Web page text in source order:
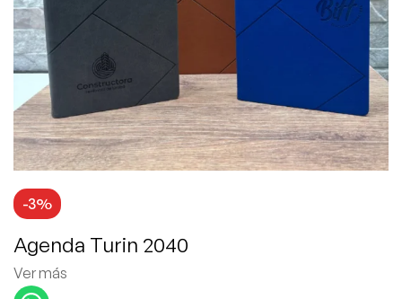
-3%
Agenda Turin 2040
Ver más